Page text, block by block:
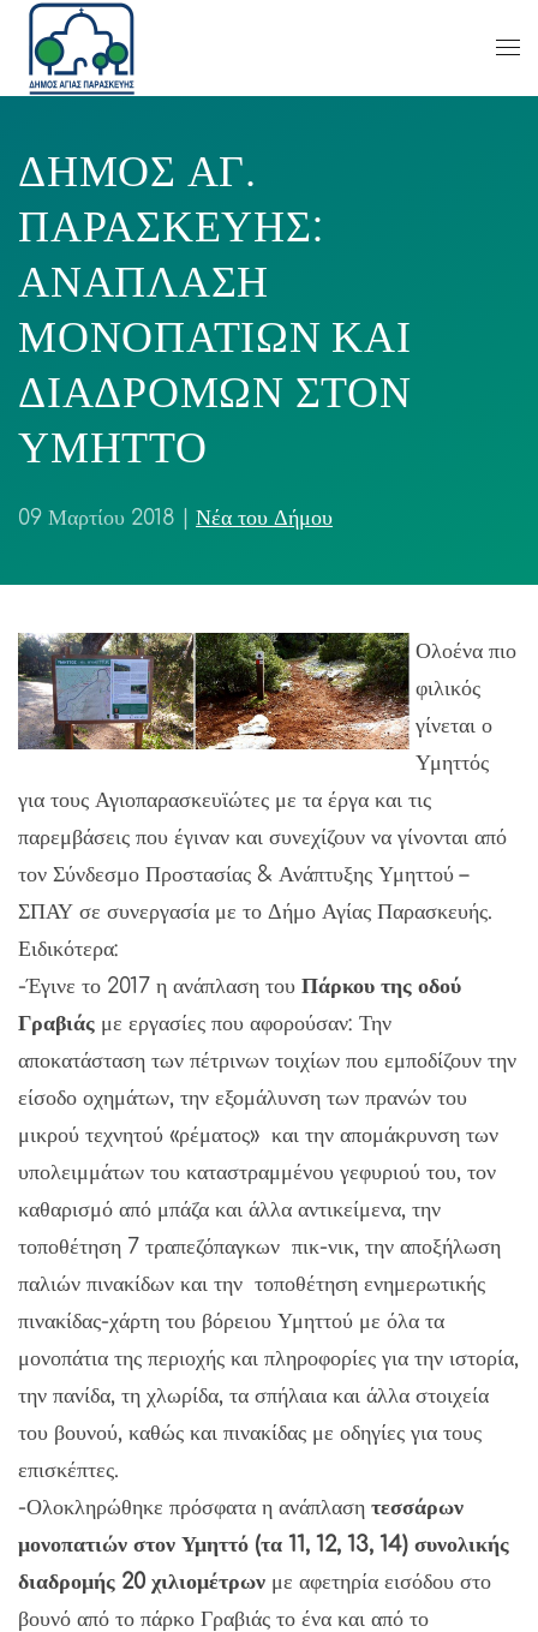
ΔΗΜΟΣ ΑΓ.
ΠΑΡΑΣΚΕΥΗΣ:
ΑΝΑΠΛΑΣΗ
ΜΟΝΟΠΑΤΙΩΝ ΚΑΙ
ΔΙΑΔΡΟΜΩΝ ΣΤΟΝ
ΥΜΗΤΤΟ
09 Μαρτίου 2018 Νέα του Δήμου
Ολοένα πιο
φιλικός
γίνεται ο
Υμηττός
για τους Αγιοπαρασκευϊώτες με τα έργα και τις
παρεμβάσεις που έγιναν και συνεχίζουν να γίνονται από
τον Σύνδεσμο Προστασίας & Ανάπτυξης Υμηττού –
ΣΠΑΥ σε συνεργασία με το Δήμο Αγίας Παρασκευής.
Ειδικότερα:
-Έγινε το 2017 η ανάπλαση του Πάρκου της οδού
Γραβιάς με εργασίες που αφορούσαν: Την
αποκατάσταση των πέτρινων τοιχίων που εμποδίζουν την
είσοδο οχημάτων, την εξομάλυνση των πρανών του
μικρού τεχνητού «ρέματος» και την απομάκρυνση των
υπολειμμάτων του καταστραμμένου γεφυριού του, τον
καθαρισμό από μπάζα και άλλα αντικείμενα, την
τοποθέτηση 7 τραπεζόπαγκων πικ-νικ, την αποξήλωση
παλιών πινακίδων και την τοποθέτηση ενημερωτικής
πινακίδας-χάρτη του βόρειου Υμηττού με όλα τα
μονοπάτια της περιοχής και πληροφορίες για την ιστορία,
την πανίδα, τη χλωρίδα, τα σπήλαια και άλλα στοιχεία
του βουνού, καθώς και πινακίδας με οδηγίες για τους
επισκέπτες.
-Ολοκληρώθηκε πρόσφατα η ανάπλαση τεσσάρων
μονοπατιών στον Υμηττό (τα 11, 12, 13, 14) συνολικής
διαδρομής 20 χιλιομέτρων με αφετηρία εισόδου στο
βουνό από το πάρκο Γραβιάς το ένα και από το